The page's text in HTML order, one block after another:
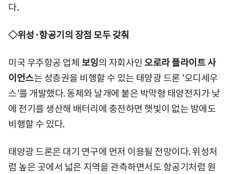
다.
◇위성·항공기의 장점 모두 갖춰
미국 우주항공 업체 보잉의 자회사인 오로라 플라이트 사
이언스는 성층권을 비행할 수 있는 태양광 드론 '오디세우
스'를 개발했다. 동체와 날개에 붙은 박막형 태양전지가 낮
에 전기를 생산해 배터리에 충전하면 햇빛이 없는 밤에도
비행할 수 있다.
태양광 드론은 대기 연구에 먼저 이용될 전망이다. 위성처
럼 높은 곳에서 넓은 지역을 관측하면서도 항공기처럼 원